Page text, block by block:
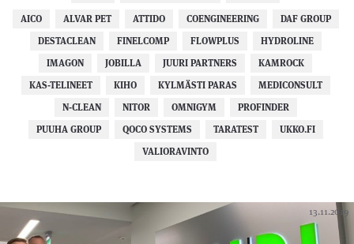
AICO ALVAR PET ATTIDO COENGINEERING
DAF GROUP
DESTACLEAN
FINELCOMP FLOWPLUS
HYDROLINE
IMAGON
JOBILLA JUURI PARTNERS
KAMROCK
KAS-TELINEET
KIHO KYLMÄSTI PARAS
MEDICONSULT
N-CLEAN
NITOR OMNIGYM
PROFINDER
PUUHA GROUP
QOCO SYSTEMS TARATEST
UKKO.FI
VALIORAVINTO
13.11.2019